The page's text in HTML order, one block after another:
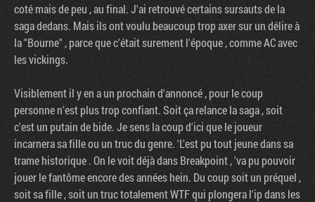
coté mais de peu , au final. J'ai retrouvé certains sursauts de la
saga dedans. Mais ils ont voulu beaucoup trop axer sur un délire à
la "Bourne" , parce que c'était surement l'époque , comme AC avec
les vickings.
Visiblement il y en a un prochain d'annoncé , pour le coup
personne n'est plus trop confiant. Soit ça relance la saga , soit
c'est un putain de bide. Je sens la coup d'ici que le joueur
incarnera sa fille ou un truc du genre. 'L'est pu tout jeune dans sa
trame historique . On le voit déjà dans Breakpoint , 'va pu pouvoir
jouer le fantôme encore des années hein. Du coup soit un préquel ,
soit sa fille , soit un truc totalement WTF qui plongera l'ip dans les